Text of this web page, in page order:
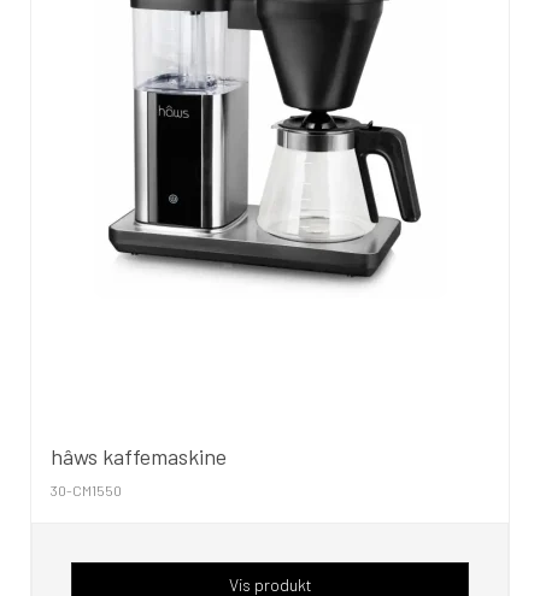
hâws kaffemaskine
30-CM1550
Vis produkt